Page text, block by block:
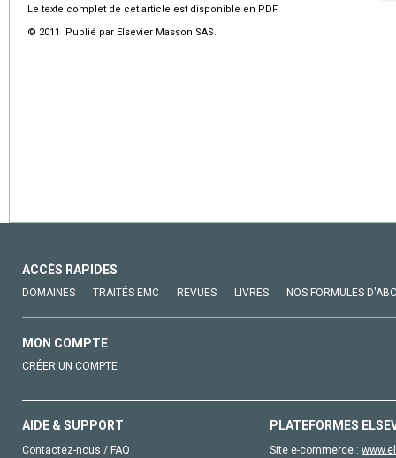
Le texte complet de cet article est disponible en PDF.
© 2011 Publié par Elsevier Masson SAS.
ACCÈS RAPIDES
DOMAINES TRAITÉS EMC REVUES LIVRES NOS FORMULES
MON COMPTE
CRÉER UN COMPTE
AIDE & SUPPORT
Contactez-nous / FAQ
PLATEFORMES
Site e-commerce :